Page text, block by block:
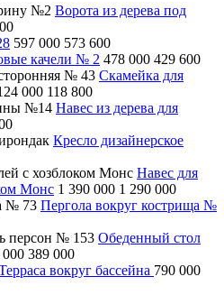
Ворота из дерева под
597 000 573 600
качели № 2 478 000 429 600
Скамейка для
000 118 800
Навес из дерева для
Кресло дизайнерское
Навес для
Монс 1 390 000 1 290 000
Пергола вокруг кострища №
Обеденный стол
000 389 000
вокруг бассейна 790 000